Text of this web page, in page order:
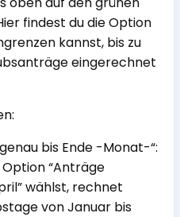
findest du die Option
kannst, bis zu
eingerechnet
bis Ende -Monat-“:
“Anträge
wählst, rechnet
von Januar bis